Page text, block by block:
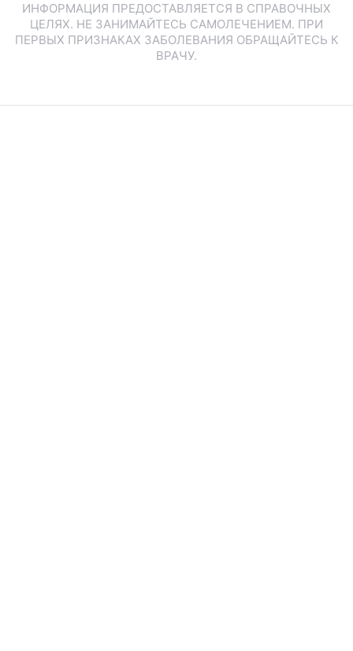
ИНФОРМАЦИЯ ПРЕДОСТАВЛЯЕТСЯ В СПРАВОЧНЫХ
ЦЕЛЯХ. НЕ ЗАНИМАЙТЕСЬ САМОЛЕЧЕНИЕМ. ПРИ
ПЕРВЫХ ПРИЗНАКАХ ЗАБОЛЕВАНИЯ ОБРАЩАЙТЕСЬ К
ВРАЧУ.